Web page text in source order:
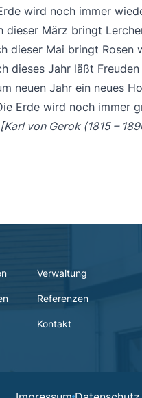
wird noch immer
dieser März bringt
dieser Mai bringt Rosen
dieses Jahr läßt Freuden
neuen Jahr ein neues
Erde wird noch immer
[Karl von Gerok (1815 –
Verwaltung
Referenzen
Kontakt